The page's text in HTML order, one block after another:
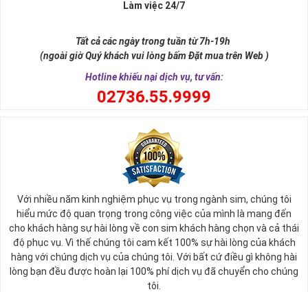
Làm việc 24/7
Tất cả các ngày trong tuần từ 7h-19h
(ngoài giờ Quý khách vui lòng bấm Đặt mua trên Web )
Hotline khiếu nại dịch vụ, tư vấn:
02736.55.9999
Với nhiều năm kinh nghiệm phục vụ trong ngành sim, chúng tôi
hiểu mức độ quan trọng trong công việc của mình là mang đến
cho khách hàng sự hài lòng về con sim khách hàng chọn và cả thái
độ phục vụ. Vì thế chúng tôi cam kết 100% sự hài lòng của khách
hàng với chúng dịch vụ của chúng tôi. Với bất cứ điều gì không hài
lòng bạn đều được hoàn lại 100% phí dịch vụ đã chuyển cho chúng
tôi.